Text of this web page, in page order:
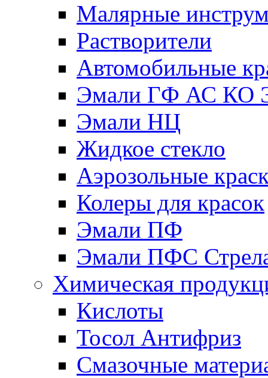
Малярные
Растворители
Автомобильные
Эмали ГФ АС КО
Эмали НЦ
Жидкое стекло
Аэрозольные
Колеры для красок
Эмали ПФ
Эмали ПФС
Химическая
Кислоты
Тосол Антифриз
Смазочные